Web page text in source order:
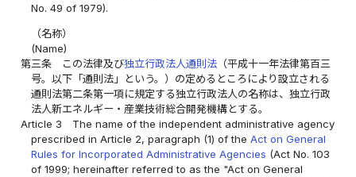
No. 49 of 1979).
（名称）
(Name)
第三条
この法律及び独立行政法人通則法 （平成十一年法律第百三
号。以下「通則法」という。）の定めるところにより設立される
通則法第二条第一項に規定する独立行政法人の名称は、独立行政
法人新エネルギー・産業技術総合開発機構とする。
Article 3
The name of the independent administrative agency
prescribed in Article 2, paragraph (1) of theAct on General
Rules for Incorporated Administrative Agencies (Act No. 103
of 1999; hereinafter referred to as the "Act on General